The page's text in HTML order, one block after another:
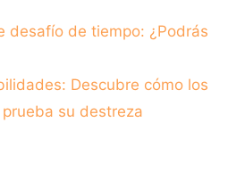
desafío de tiempo: ¿Podrás
Descubre cómo los
su destreza